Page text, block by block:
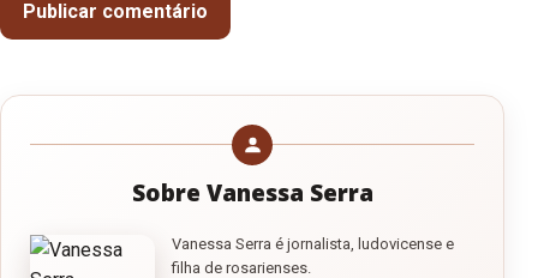
Sobre Vanessa Serra
Vanessa Serra é jornalista, ludovicense e
filha de rosarienses.